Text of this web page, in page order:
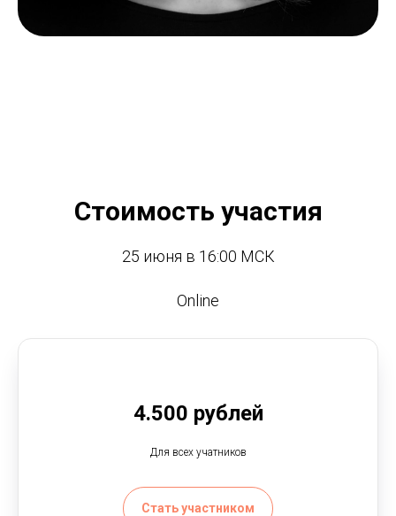
Стоимость участия
25 июня в 16:00 МСК
Online
4.500 рублей
Для всех учатников
Стать участником